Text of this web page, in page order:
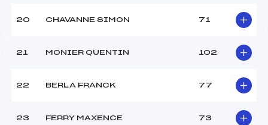
20 CHAVANNE SIMON 71
21 MONIER QUENTIN 102
22 BERLA FRANCK 77
23 FERRY MAXENCE 73